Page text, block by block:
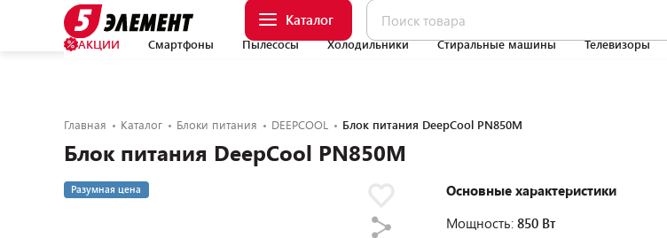
Каталог
АКЦИИ Смартфоны Пылесосы Холодильники Стиральные машины Телевизоры
Главная Каталог Блоки питания DEEPCOOL Блок питания DeepCool PN850M
Блок питания DeepCool PN850M
Разумная цена
Основные характеристики
Мощность: 850 Вт